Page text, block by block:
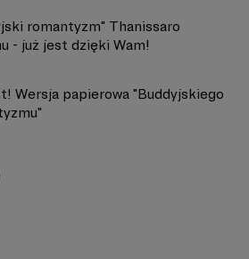
romantyzm" Thanissaro
- już jest dzięki Wam!
Wersja papierowa "Buddyjskiego